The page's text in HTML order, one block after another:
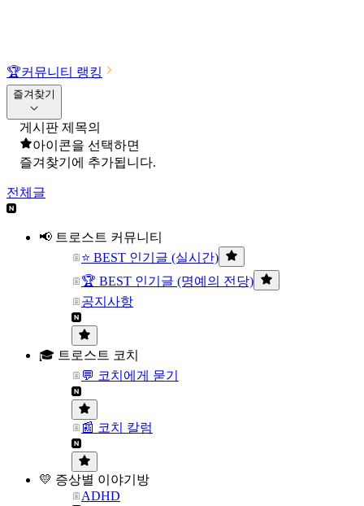
🏆커뮤니티 랭킹
즐겨찾기
게시판 제목의
아이콘을 선택하면
즐겨찾기에 추가됩니다.
전체글
📢 트로스트 커뮤니티
⭐ BEST 인기글 (실시간)
🏆 BEST 인기글 (명예의 전당)
공지사항
🎓 트로스트 코치
💬 코치에게 묻기
📰 코치 칼럼
💛 증상별 이야기방
ADHD